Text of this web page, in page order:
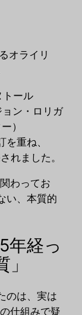
オライリ
トール
ョン・ロリガ
）
重ね、
れました。
わってお
い、本質的
年経っ
のは、実は
仕組みで疑